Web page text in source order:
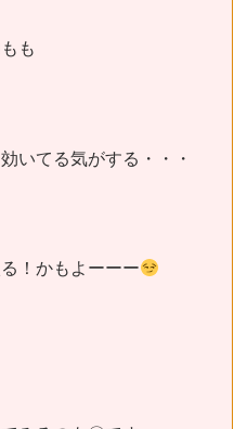
も
いてる気がする・・・
！かもよーーー